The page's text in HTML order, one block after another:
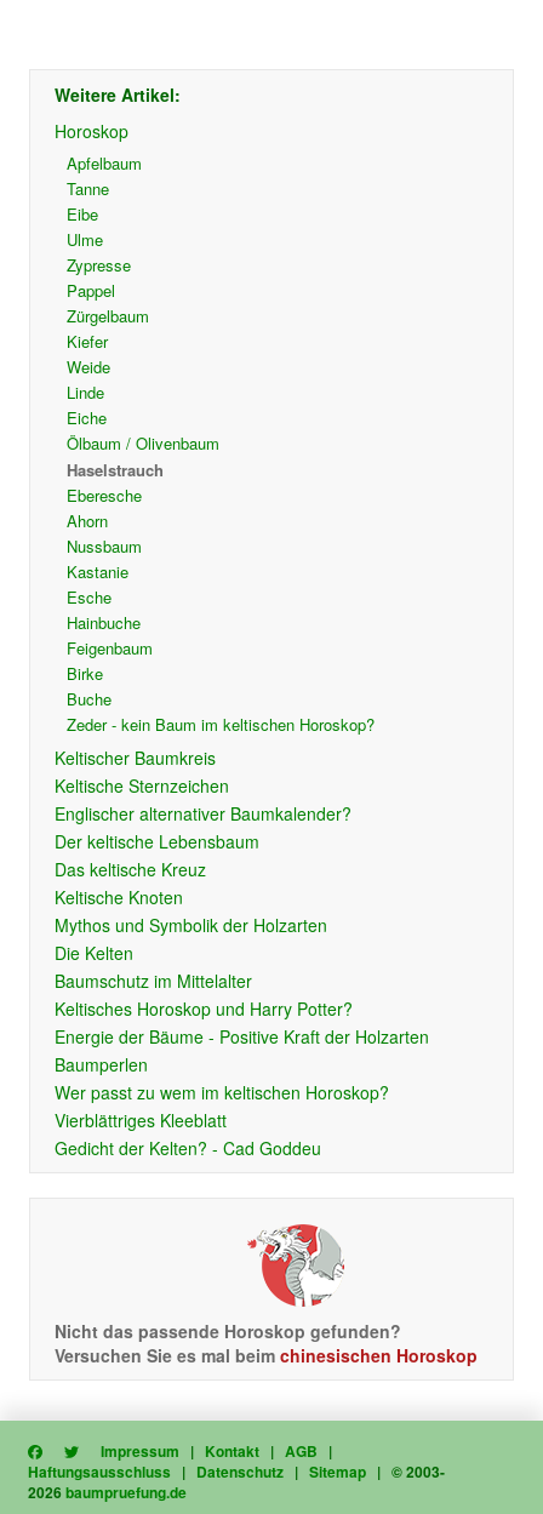
Weitere Artikel:
Horoskop
Apfelbaum
Tanne
Eibe
Ulme
Zypresse
Pappel
Zürgelbaum
Kiefer
Weide
Linde
Eiche
Ölbaum / Olivenbaum
Haselstrauch
Eberesche
Ahorn
Nussbaum
Kastanie
Esche
Hainbuche
Feigenbaum
Birke
Buche
Zeder - kein Baum im keltischen Horoskop?
Keltischer Baumkreis
Keltische Sternzeichen
Englischer alternativer Baumkalender?
Der keltische Lebensbaum
Das keltische Kreuz
Keltische Knoten
Mythos und Symbolik der Holzarten
Die Kelten
Baumschutz im Mittelalter
Keltisches Horoskop und Harry Potter?
Energie der Bäume - Positive Kraft der Holzarten
Baumperlen
Wer passt zu wem im keltischen Horoskop?
Vierblättriges Kleeblatt
Gedicht der Kelten? - Cad Goddeu
Nicht das passende Horoskop gefunden?
Versuchen Sie es mal beim chinesischen Horoskop
Impressum | Kontakt |AGB |
Haftungsausschluss | Datenschutz |Sitemap | © 2003-
2026baumpruefung.de